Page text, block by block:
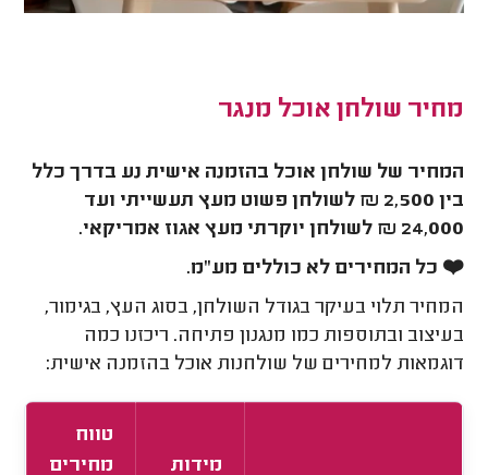
מחיר שולחן אוכל מנגר
המחיר של שולחן אוכל בהזמנה אישית נע בדרך כלל
בין 2,500 ₪ לשולחן פשוט מעץ תעשייתי ועד
24,000 ₪ לשולחן יוקרתי מעץ אגוז אמריקאי.
❤️ כל המחירים לא כוללים מע"מ.
המחיר תלוי בעיקר בגודל השולחן, בסוג העץ, בגימור,
בעיצוב ובתוספות כמו מנגנון פתיחה. ריכזנו כמה
דוגמאות למחירים של שולחנות אוכל בהזמנה אישית:
מידות
טווח
מחירים